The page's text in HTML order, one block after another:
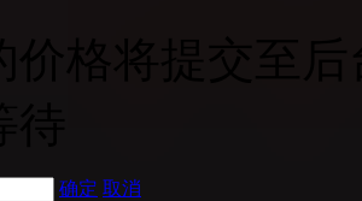
价格将提交至
确定 取消